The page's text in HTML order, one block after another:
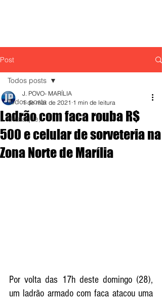
Post
Todos posts
destaque,
Todos posts
Ladrão com faca rouba R$
500 e celular de sorveteria na
Zona Norte de Marília
J. POVO- MARÍLIA
1 de mar. de 2021 1 min de leitura
Por volta das 17h deste domingo (28),
um ladrão armado com faca atacou uma